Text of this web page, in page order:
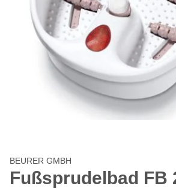
BEURER GMBH
Fußsprudelbad FB